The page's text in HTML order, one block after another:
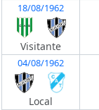
18/08/1962
Visitante
04/08/1962
Local